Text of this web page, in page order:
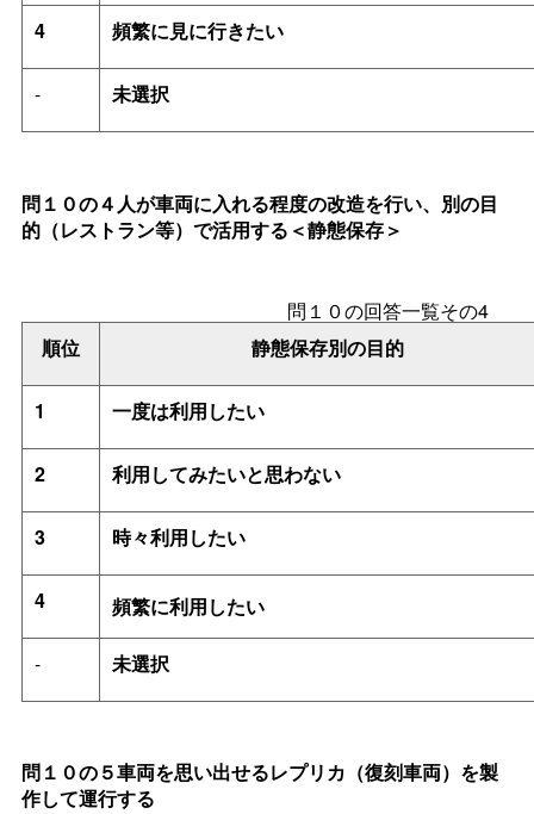
4 頻繁に見に行きたい
- 未選択
問１０の４人が車両に入れる程度の改造を行い、別の目
的（レストラン等）で活用する＜静態保存＞
順位 静態保存別の目的
問１０の回答一覧その4
1 一度は利用したい
2 利用してみたいと思わない
3 時々利用したい
4 頻繁に利用したい
- 未選択
問１０の５車両を思い出せるレプリカ（復刻車両）を製
作して運行する